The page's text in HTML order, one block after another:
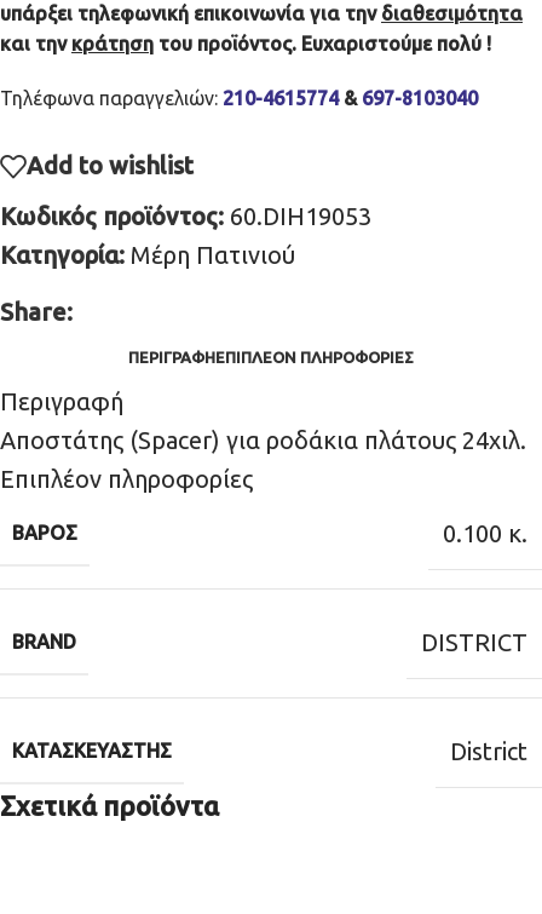
υπάρξει τηλεφωνική επικοινωνία για την διαθεσιμότητα
και την κράτηση του προϊόντος. Ευχαριστούμε πολύ !
Τηλέφωνα παραγγελιών: 210-4615774& 697-8103040
Add to wishlist
Κωδικός προϊόντος: 60.DIH19053
Κατηγορία: Μέρη Πατινιού
Share:
ΠΕΡΙΓΡΑΦΉΕΠΙΠΛΈΟΝ ΠΛΗΡΟΦΟΡΊΕΣ
Περιγραφή
Αποστάτης (Spacer) για ροδάκια πλάτους 24χιλ.
Επιπλέον πληροφορίες
ΒΆΡΟΣ 0.100 κ.
BRAND DISTRICT
ΚΑΤΑΣΚΕΥΑΣΤΉΣ District
Σχετικά προϊόντα